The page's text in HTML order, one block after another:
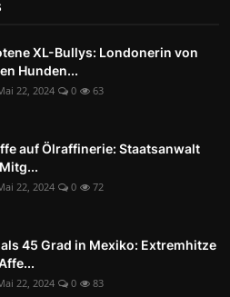
XL-Bullys: Londonerin von
Hunden...
22, 2024 0 63
auf Ölraffinerie: Staatsanwalt
22, 2024 0 72
45 Grad in Mexiko: Extremhitze
22, 2024 0 83